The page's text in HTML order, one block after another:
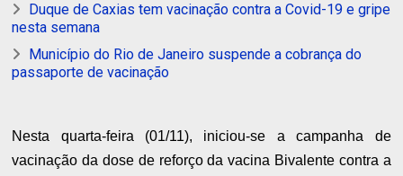
Duque de Caxias tem vacinação contra a Covid-19 e gripe
nesta semana
Município do Rio de Janeiro suspende a cobrança do
passaporte de vacinação
Nesta quarta-feira (01/11), iniciou-se a campanha de
vacinação da dose de reforço da vacina Bivalente contra a